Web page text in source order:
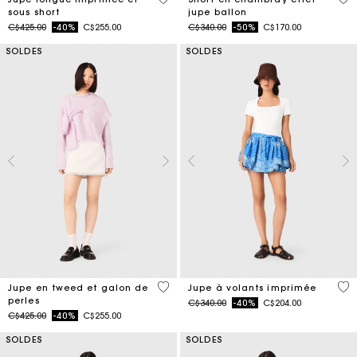
sous short
Price reduced from
C$425.00to-40% C$255.00
jupe ballon
Price reduced from
C$340.00to-50% C$170.00
SOLDES
Jupe en tweed et galon de
perles
Price reduced from
C$425.00to-40% C$255.00
5 out of 5 Customer Rating
SOLDES
Jupe à volants imprimée
Price reduced from
C$340.00to-40% C$204.00
3,7
SOLDES SOLDES